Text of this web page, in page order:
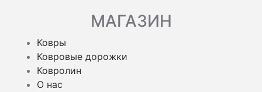
МАГАЗИН
Ковры
Ковровые дорожки
Ковролин
О нас